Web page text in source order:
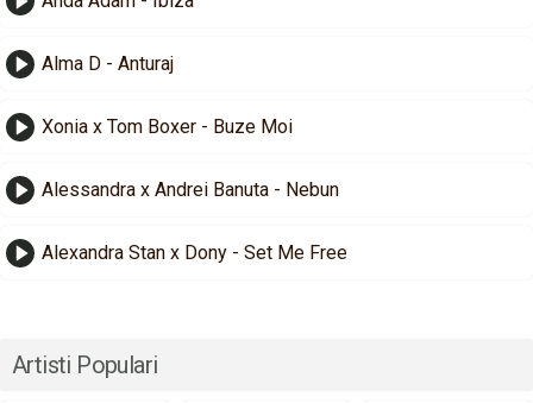
Alma D - Anturaj
Xonia x Tom Boxer - Buze Moi
Alessandra x Andrei Banuta - Nebun
Alexandra Stan x Dony - Set Me Free
Artisti Populari